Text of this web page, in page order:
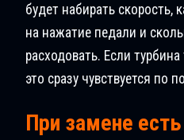
будет набирать скорость,
на нажатие педали и
расходовать. Если
это сразу чувствуется по
При замене